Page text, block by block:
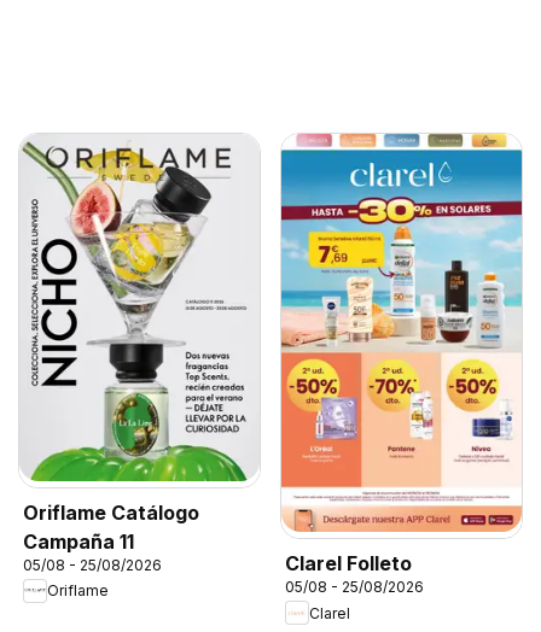
Oriflame Catálogo
Campaña 11
05/08 - 25/08/2026
Oriflame
Clarel Folleto
05/08 - 25/08/2026
Clarel